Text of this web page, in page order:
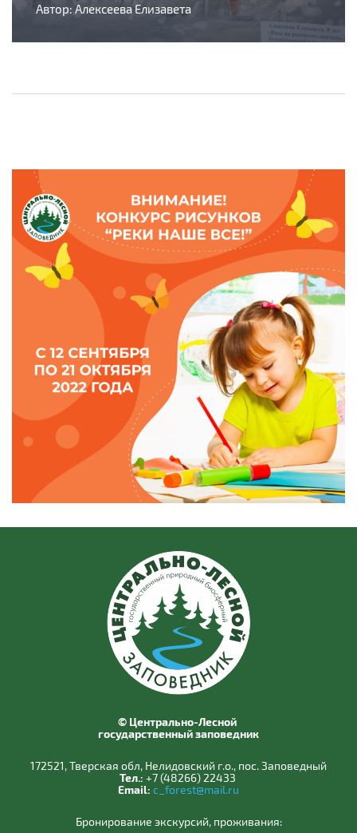
Автор: Алексеева Елизавета
© Центрально-Лесной
государственный заповедник
172521, Тверская обл, Нелидовский г.о., пос. Заповедный
Тел.: +7 (48266) 22433
Email: c_forest@mail.ru
Бронирование экскурсий, проживания: